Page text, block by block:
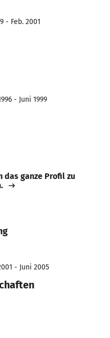
- Feb. 2001
- Juni 1999
das ganze Profil zu
- Juni 2005